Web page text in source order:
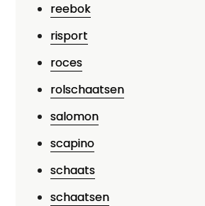
reebok
risport
roces
rolschaatsen
salomon
scapino
schaats
schaatsen